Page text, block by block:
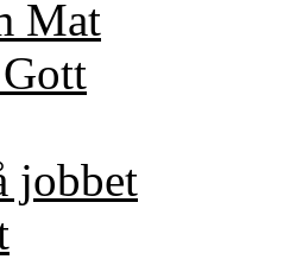
Mat
jobbet